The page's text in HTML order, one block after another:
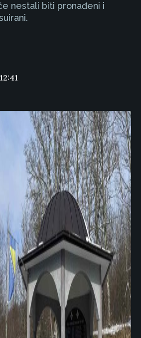
nestali biti pronađeni i